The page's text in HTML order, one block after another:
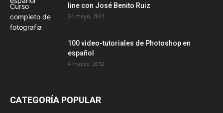
line con José Benito Ruiz
24 mayo, 2011
100 video-tutoriales de Photoshop en
español
4 marzo, 2012
CATEGORÍA POPULAR